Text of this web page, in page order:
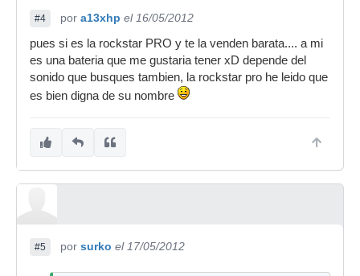
#4 por a13xhp el 16/05/2012
pues si es la rockstar PRO y te la venden barata.... a mi
es una bateria que me gustaria tener xD depende del
sonido que busques tambien, la rockstar pro he leido que
es bien digna de su nombre
#5 por surko el 17/05/2012